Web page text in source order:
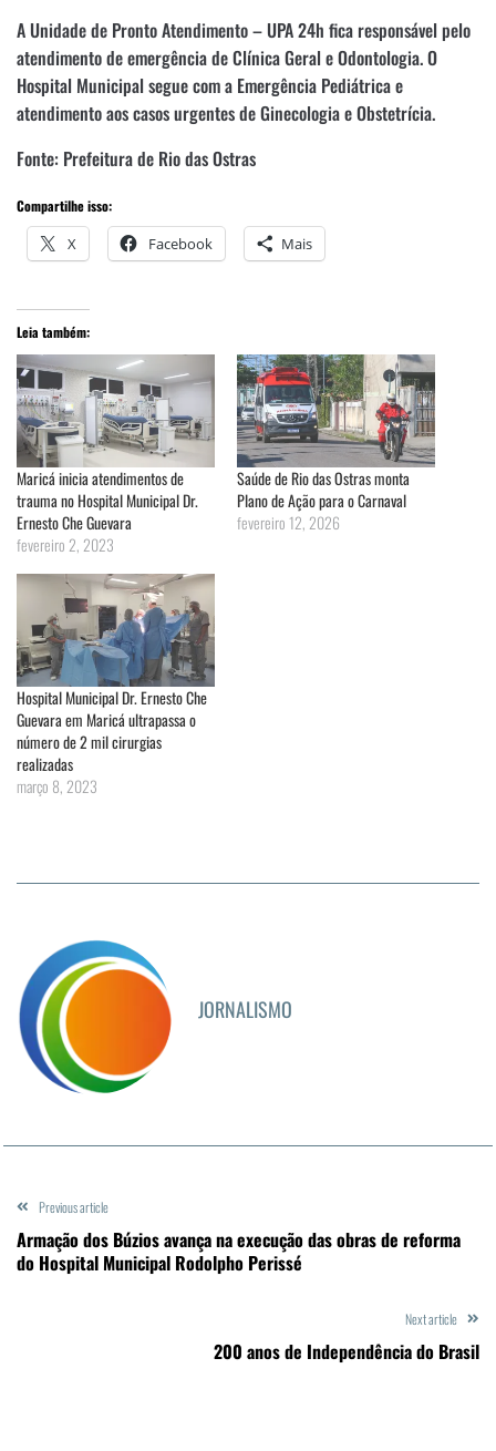
A Unidade de Pronto Atendimento – UPA 24h fica responsável pelo
atendimento de emergência de Clínica Geral e Odontologia. O
Hospital Municipal segue com a Emergência Pediátrica e
atendimento aos casos urgentes de Ginecologia e Obstetrícia.
Fonte: Prefeitura de Rio das Ostras
Compartilhe isso:
X Facebook Mais
Leia também:
Maricá inicia atendimentos de
trauma no Hospital Municipal Dr.
Ernesto Che Guevara
fevereiro 2, 2023
Saúde de Rio das Ostras monta
Plano de Ação para o Carnaval
fevereiro 12, 2026
Hospital Municipal Dr. Ernesto Che
Guevara em Maricá ultrapassa o
número de 2 mil cirurgias
realizadas
março 8, 2023
JORNALISMO
Previous article
Armação dos Búzios avança na execução das obras de reforma
do Hospital Municipal Rodolpho Perissé
Next article
200 anos de Independência do Brasil